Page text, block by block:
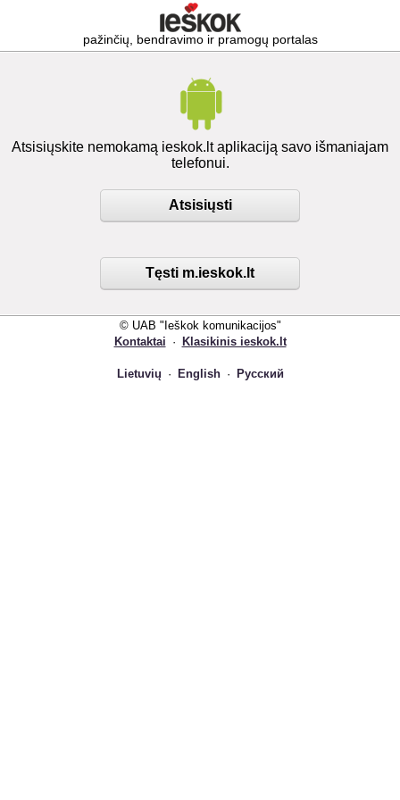
pažinčių, bendravimo ir pramogų portalas
Atsisiųskite nemokamą ieskok.lt aplikaciją savo išmaniajam
telefonui.
Atsisiųsti
Tęsti m.ieskok.lt
© UAB "Ieškok komunikacijos"
Kontaktai · Klasikinis ieskok.lt
Lietuvių · English · Русский